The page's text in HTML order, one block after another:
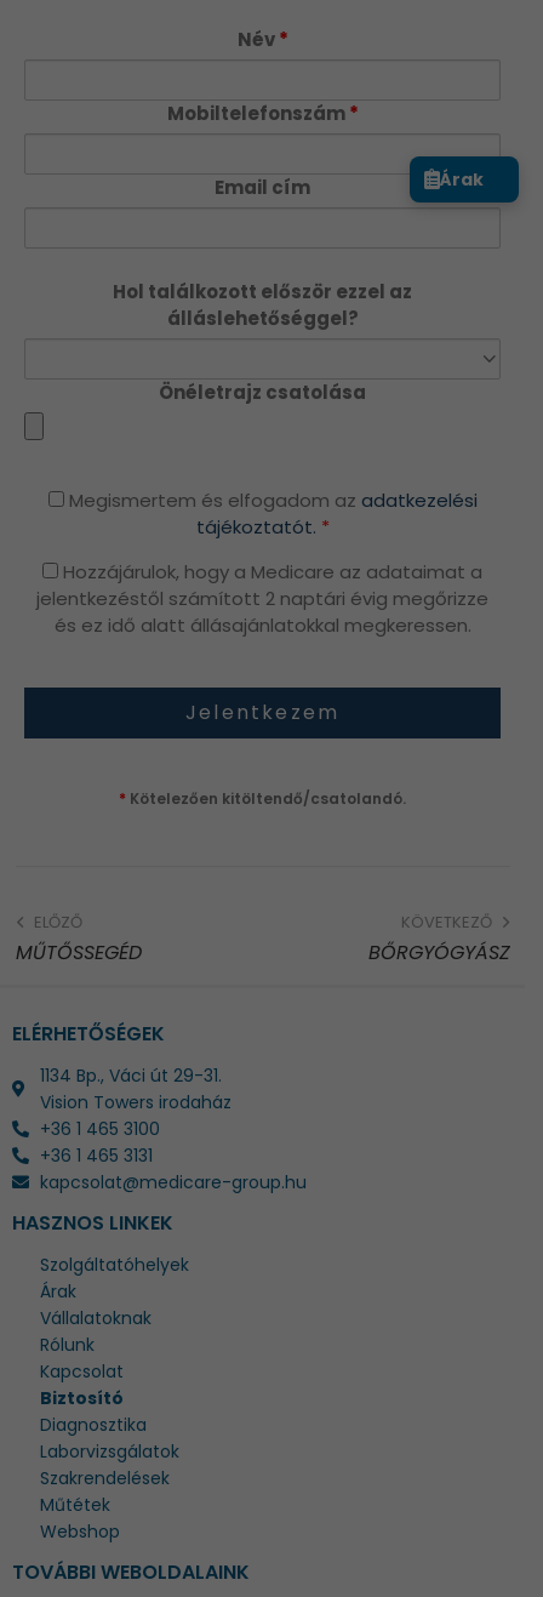
Név*
Mobiltelefonszám*
Email cím
Hol találkozott először ezzel az
álláslehetőséggel?
Önéletrajz csatolása
Megismertem és elfogadom az adatkezelési
tájékoztatót. *
Hozzájárulok, hogy a Medicare az adataimat a
jelentkezéstől számított 2 naptári évig megőrizze
és ez idő alatt állásajánlatokkal megkeressen.
* Kötelezően kitöltendő/csatolandó.
ELŐZŐ
MŰTŐSSEGÉD
KÖVETKEZŐ
BŐRGYÓGYÁSZ
ELÉRHETŐSÉGEK
1134 Bp., Váci út 29-31.
Vision Towers irodaház
+36 1 465 3100
+36 1 465 3131
kapcsolat@medicare-group.hu
HASZNOS LINKEK
Szolgáltatóhelyek
Árak
Vállalatoknak
Rólunk
Kapcsolat
Biztosító
Diagnosztika
Laborvizsgálatok
Szakrendelések
Műtétek
Webshop
TOVÁBBI WEBOLDALAINK
Árak